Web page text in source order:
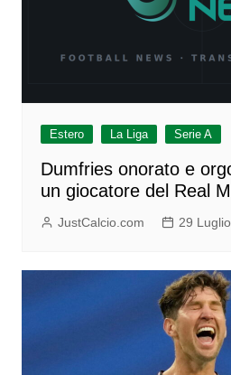
Estero La Liga Serie A
Dumfries onorato e
un giocatore del Real
JustCalcio.com 29